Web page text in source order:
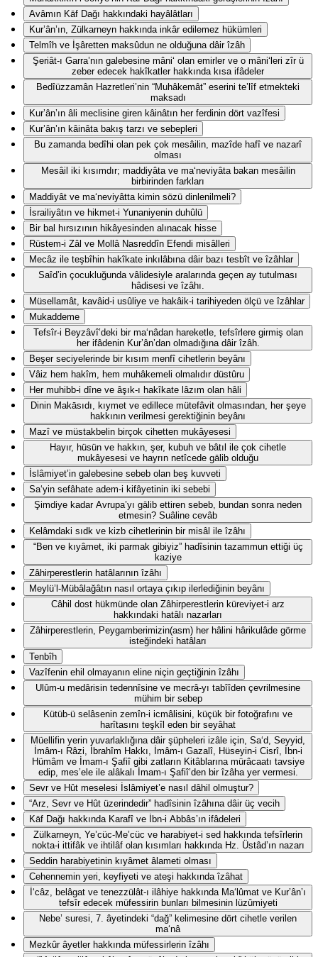
Avâmın Kāf Dağı hakkındaki hayâlâtları
Kur’ân’ın, Zülkarneyn hakkında inkâr edilemez hükümleri
Telmîh ve İşâretten maksûdun ne olduğuna dâir îzâh
Şeriât-ı Garra’nın galebesine mâni‘ olan emirler ve o mâni‘leri zîr ü
zeber edecek hakîkatler hakkında kısa ifâdeler
Bedîüzzamân Hazretleri’nin “Muhâkemât” eserini te’lîf etmekteki
maksadı
Kur’ân’ın âli meclisine giren kâinâtın her ferdinin dört vazîfesi
Kur’ân’ın kâinâta bakış tarzı ve sebepleri
Bu zamanda bedîhi olan pek çok mesâilin, mazîde hafî ve nazarî
olması
Mesâil iki kısımdır; maddiyâta ve ma‘neviyâta bakan mesâilin
birbirinden farkları
Maddiyât ve ma‘neviyâtta kimin sözü dinlenilmeli?
İsrailiyâtın ve hikmet-i Yunaniyenin duhûlü
Bir bal hırsızının hikâyesinden alınacak hisse
Rüstem-i Zâl ve Mollâ Nasreddîn Efendi misâlleri
Mecâz ile teşbîhin hakîkate inkılâbına dâir bazı tesbît ve îzâhlar
Saîd’in çocukluğunda vâlidesiyle aralarında geçen ay tutulması
hâdisesi ve îzâhı.
Müsellamât, kavâid-i usûliye ve hakâik-i tarihiyeden ölçü ve îzâhlar
Mukaddeme
Tefsîr-i Beyzâvî’deki bir ma‘nâdan hareketle, tefsîrlere girmiş olan
her ifâdenin Kur’ân’dan olmadığına dâir îzâh.
Beşer seciyelerinde bir kısım menfî cihetlerin beyânı
Vâiz hem hakîm, hem muhâkemeli olmalıdır düstûru
Her muhibb-i dîne ve âşık-ı hakîkate lâzım olan hâli
Dinin Makāsıdı, kıymet ve edillece mütefâvit olmasından, her şeye
hakkının verilmesi gerektiğinin beyânı
Mazî ve müstakbelin birçok cihetten mukâyesesi
Hayır, hüsün ve hakkın, şer, kubuh ve bâtıl ile çok cihetle
mukâyesesi ve hayrın netîcede gālib olduğu
İslâmiyet’in galebesine sebeb olan beş kuvveti
Sa‘yin sefâhate adem-i kifâyetinin iki sebebi
Şimdiye kadar Avrupa’yı gālib ettiren sebeb, bundan sonra neden
etmesin? Suâline cevâb
Kelâmdaki sıdk ve kizb cihetlerinin bir misâl ile îzâhı
“Ben ve kıyâmet, iki parmak gibiyiz” hadîsinin tazammun ettiği üç
kaziye
Zâhirperestlerin hatâlarının îzâhı
Meylü’l-Mübâlağâtın nasıl ortaya çıkıp ilerlediğinin beyânı
Câhil dost hükmünde olan Zâhirperestlerin küreviyet-i arz
hakkındaki hatâlı nazarları
Zâhirperestlerin, Peygamberimizin(asm) her hâlini hârikulâde görme
isteğindeki hatâları
Tenbîh
Vazîfenin ehil olmayanın eline niçin geçtiğinin îzâhı
Ulûm-u medârisin tedennîsine ve mecrâ-yı tabîîden çevrilmesine
mühim bir sebep
Kütüb-ü selâsenin zemîn-i icmâlisini, küçük bir fotoğrafını ve
harîtasını teşkîl eden bir seyâhat
Müellifin yerin yuvarlaklığına dâir şüpheleri izâle için, Sa‘d, Seyyid,
İmâm-ı Râzi, İbrahîm Hakkı, İmâm-ı Gazalî, Hüseyin-i Cisrî, İbn-i
Hümâm ve İmam-ı Şafiî gibi zatların Kitâblarına mürâcaatı tavsiye
edip, mes’ele ile alâkalı İmam-ı Şafiî’den bir îzâha yer vermesi.
Sevr ve Hût meselesi İslâmiyet’e nasıl dâhil olmuştur?
“Arz, Sevr ve Hût üzerindedir” hadîsinin îzâhına dâir üç vecih
Kāf Dağı hakkında Karafî ve İbn-i Abbâs’ın ifâdeleri
Zülkarneyn, Ye’cüc-Me’cüc ve harabiyet-i sed hakkında tefsîrlerin
nokta-i ittifâk ve ihtilâf olan kısımları hakkında Hz. Üstâd’ın nazarı
Seddin harabiyetinin kıyâmet âlameti olması
Cehennemin yeri, keyfiyeti ve ateşi hakkında îzâhat
İ‘câz, belâgat ve tenezzülât-ı ilâhiye hakkında Ma‘lûmat ve Kur’ân’ı
tefsîr edecek müfessirin bunları bilmesinin lüzûmiyeti
Nebe’ suresi, 7. âyetindeki “dağ” kelimesine dört cihetle verilen
ma‘nâ
Mezkûr âyetler hakkında müfessirlerin îzâhı